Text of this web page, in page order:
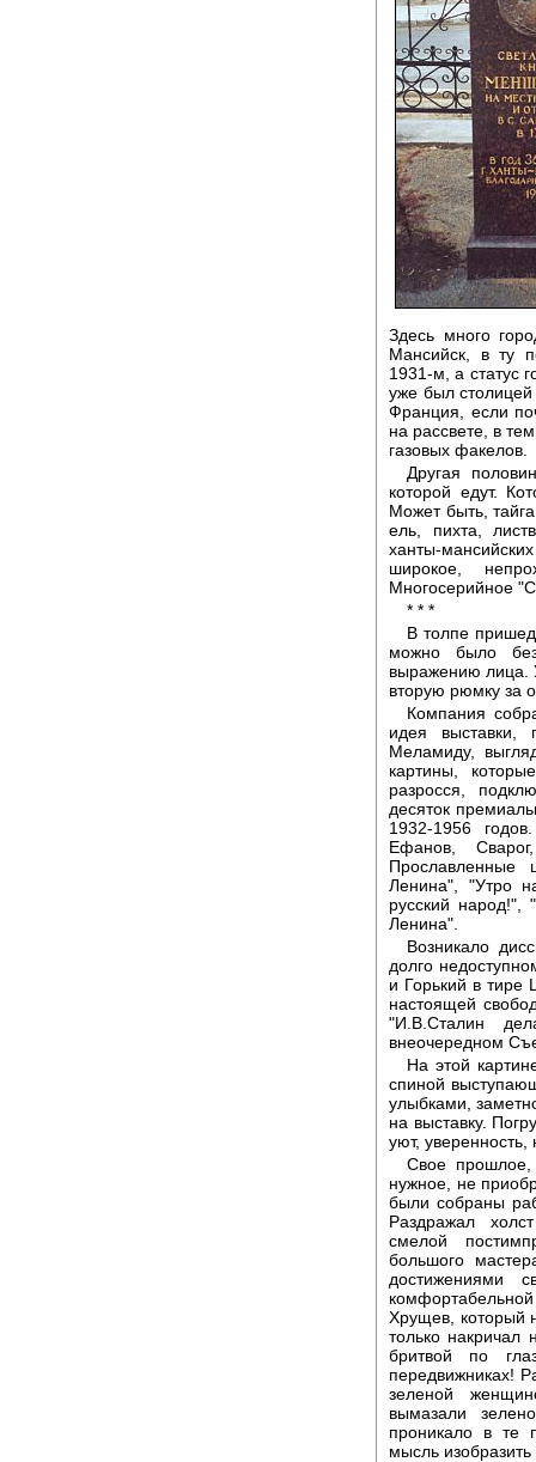
Здесь много
Мансийск, в ту
1931-м, а статус
уже был
Франция, если
на рассвете, в
газовых факелов.
Другая
которой едут.
Может быть,
ель, пихта,
ханты-
широкое,
Многосерийное
* * *
В толпе
можно было
выражению лица.
вторую рюмку за
Компания
идея выставки,
Меламиду,
картины,
разросся,
десяток
1932-1956
Ефанов,
Ленина", "Утро
русский
Ленина".
Возникало
долго
и Горький в
настоящей
"И.В.Сталин
внеочередном
На этой
спиной
улыбками,
на выставку.
уют, уверенность,
Свое
нужное, не
были собраны
Раздражал
смелой
большого
достижениями
Хрущев, который
только накричал
бритвой по
передвижниках!
зеленой
вымазали
проникало в те
мысль